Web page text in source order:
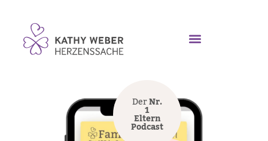
DerNr.
1
Eltern
Podcast